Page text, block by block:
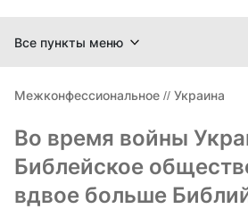
Все пункты меню
Межконфессиональное // Украина
Во время войны
Библейское
вдвое больше